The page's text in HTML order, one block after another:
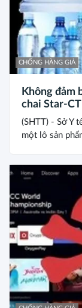
CHỐNG HÀNG GIẢ
Không đảm
chai Star-
(SHTT) - Sở Y
một lô sản